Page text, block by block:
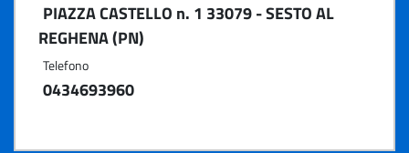
PIAZZA CASTELLO n. 1 33079 - SESTO AL
REGHENA (PN)
Telefono
0434693960